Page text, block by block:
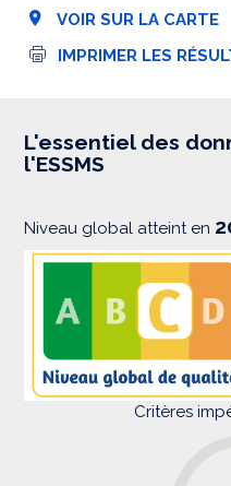
VOIR SUR LA CARTE
I
s
i
IMPRIMER LES
L'essentiel des
l'ESSMS
Niveau global atteint en
Critères